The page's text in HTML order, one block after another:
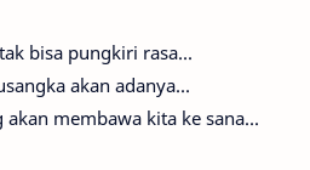
bisa pungkiri rasa...
akan adanya...
akan membawa kita ke sana...